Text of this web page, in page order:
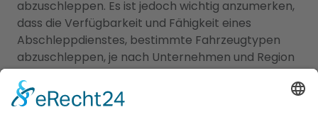
abzuschleppen. Es ist jedoch wichtig anzumerken,
dass die Verfügbarkeit und Fähigkeit eines
Abschleppdienstes, bestimmte Fahrzeugtypen
abzuschleppen, je nach Unternehmen und Region
variieren kann. Es ist empfehlenswert, vorab mit
dem Abschleppdienst Kontakt aufzunehmen, um
sicherzustellen, dass sie über die erforderliche